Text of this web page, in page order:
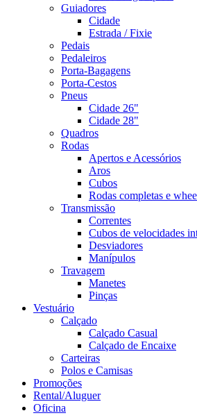
Guiadores
Cidade
Estrada / Fixie
Pedais
Pedaleiros
Porta-Bagagens
Porta-Cestos
Pneus
Cidade 26"
Cidade 28"
Quadros
Rodas
Apertos e Acessórios
Aros
Cubos
Rodas completas e
Transmissão
Correntes
Cubos de velocidades
Desviadores
Manípulos
Travagem
Manetes
Pinças
Vestuário
Calçado
Calçado Casual
Calçado de Encaixe
Carteiras
Polos e Camisas
Promoções
Rental/Aluguer
Oficina